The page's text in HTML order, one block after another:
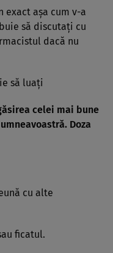
exact aşa cum v-a
să discutaţi cu
dacă nu
să luaţi
celei mai bune
Doza
cu alte
ficatul.